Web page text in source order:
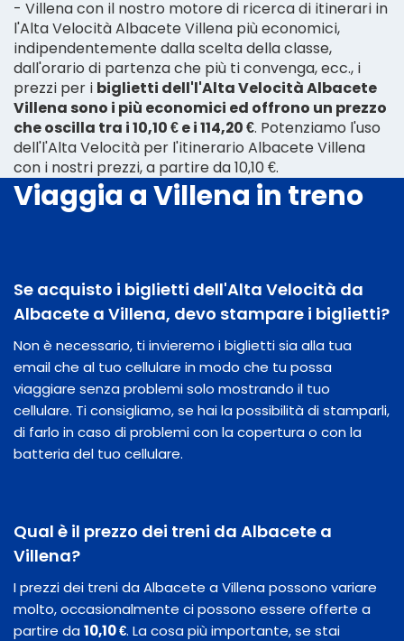
- Villena con il nostro motore di ricerca di itinerari in
l'Alta Velocità Albacete Villena più economici,
indipendentemente dalla scelta della classe,
dall'orario di partenza che più ti convenga, ecc., i
prezzi per i biglietti dell'l'Alta Velocità Albacete
Villena sono i più economici ed offrono un prezzo
che oscilla tra i 10,10 € e i 114,20 €. Potenziamo l'uso
dell'l'Alta Velocità per l'itinerario Albacete Villena
con i nostri prezzi, a partire da 10,10 €.
Viaggia a Villena in treno
Se acquisto i biglietti dell'Alta Velocità da
Albacete a Villena, devo stampare i biglietti?
Non è necessario, ti invieremo i biglietti sia alla tua
email che al tuo cellulare in modo che tu possa
viaggiare senza problemi solo mostrando il tuo
cellulare. Ti consigliamo, se hai la possibilità di stamparli,
di farlo in caso di problemi con la copertura o con la
batteria del tuo cellulare.
Qual è il prezzo dei treni da Albacete a
Villena?
I prezzi dei treni da Albacete a Villena possono variare
molto, occasionalmente ci possono essere offerte a
partire da10,10 €. La cosa più importante, se stai